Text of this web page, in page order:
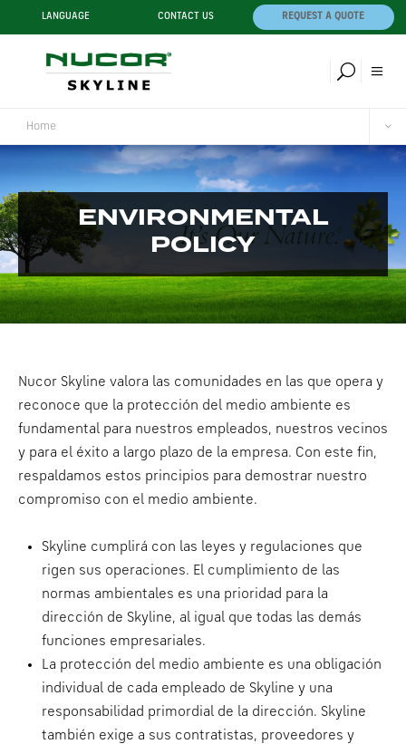
LANGUAGE CONTACT US REQUEST A QUOTE
Home
ENVIRONMENTAL
POLICY
Nucor Skyline valora las comunidades en las que opera y
reconoce que la protección del medio ambiente es
fundamental para nuestros empleados, nuestros vecinos
y para el éxito a largo plazo de la empresa. Con este fin,
respaldamos estos principios para demostrar nuestro
compromiso con el medio ambiente.
Skyline cumplirá con las leyes y regulaciones que
rigen sus operaciones. El cumplimiento de las
normas ambientales es una prioridad para la
dirección de Skyline, al igual que todas las demás
funciones empresariales.
La protección del medio ambiente es una obligación
individual de cada empleado de Skyline y una
responsabilidad primordial de la dirección. Skyline
también exige a sus contratistas, proveedores y